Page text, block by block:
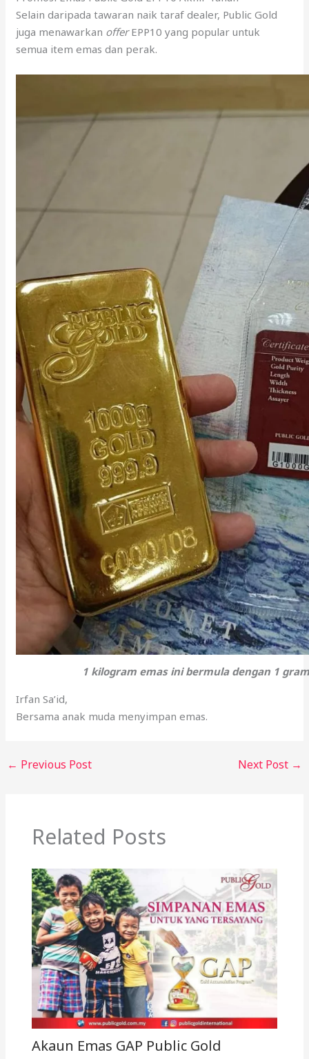
Selain daripada tawaran naik taraf dealer, Public Gold
juga menawarkan offerEPP10 yang popular untuk
semua item emas dan perak.
1 kilogram emas ini bermula dengan 1
Irfan Sa’id,
Bersama anak muda menyimpan emas.
← Previous Post Next Post →
Related Posts
Akaun Emas GAP Public Gold